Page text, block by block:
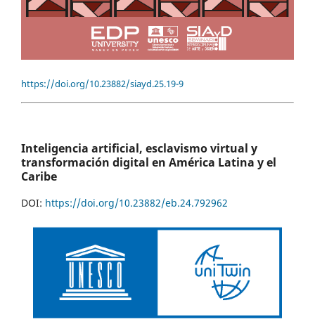
https://doi.org/10.23882/siayd.25.19-9
Inteligencia artificial, esclavismo virtual y
transformación digital en América Latina y el
Caribe
DOI: https://doi.org/10.23882/eb.24.792962